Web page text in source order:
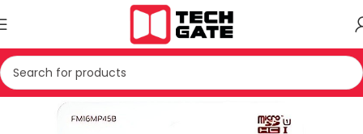
Kreu IT AKSESOR KARTE MEMORIE